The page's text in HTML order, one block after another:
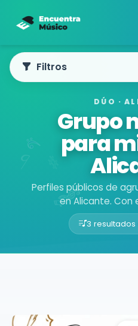
DÚO ·
Grupo
para
Perfiles públicos de
en Alicante. Con
3
Buscador de músicos
Filtros